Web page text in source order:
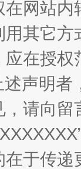
网站
其它
在授
述声明
请向
在于传